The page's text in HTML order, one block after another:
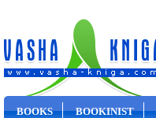
BOOKS BOOKINIST